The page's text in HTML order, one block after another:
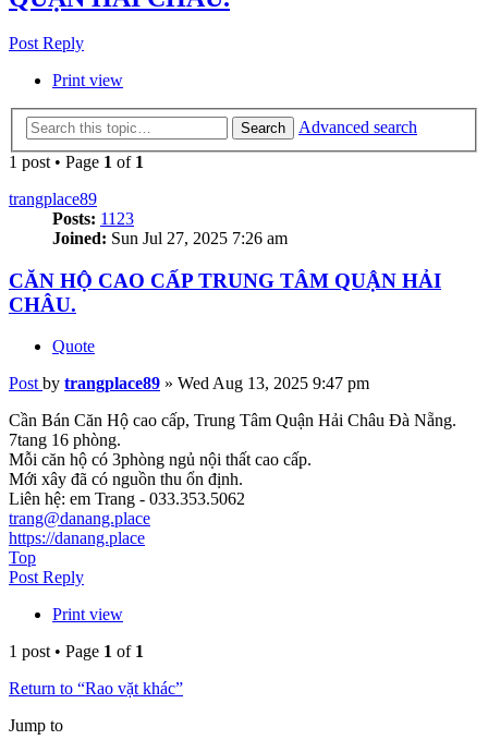
Post Reply
Print view
Search
Advanced search
1 post • Page 1 of 1
trangplace89
Posts: 1123
Joined: Sun Jul 27, 2025 7:26 am
CĂN HỘ CAO CẤP TRUNG TÂM QUẬN HẢI
CHÂU.
Quote
Post by trangplace89 » Wed Aug 13, 2025 9:47 pm
Cần Bán Căn Hộ cao cấp, Trung Tâm Quận Hải Châu Đà Nẵng.
7tang 16 phòng.
Mỗi căn hộ có 3phòng ngủ nội thất cao cấp.
Mới xây đã có nguồn thu ổn định.
Liên hệ: em Trang - 033.353.5062
trang@danang.place
https://danang.place
Top
Post Reply
Print view
1 post • Page 1 of 1
Return to “Rao vặt khác”
Jump to